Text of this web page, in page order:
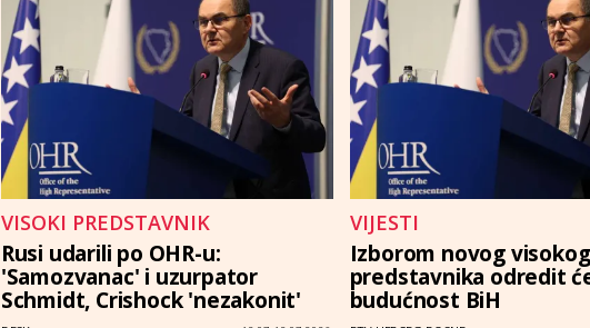
VISOKI PREDSTAVNIK
Rusi udarili po OHR-u:
'Samozvanac' i uzurpator
Schmidt, Crishock 'nezakonit'
VIJESTI
Izborom novog visokog
predstavnika odredit
budućnost BiH